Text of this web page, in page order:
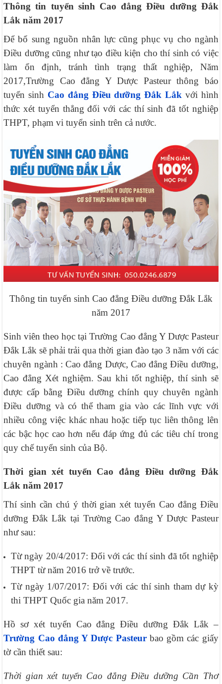
Thông tin tuyển sinh Cao đẳng Điều dưỡng Đắk
Lắk năm 2017
Để bổ sung nguồn nhân lực cũng phục vụ cho ngành
Điều dưỡng cũng như tạo điều kiện cho thí sinh có việc
làm ổn định, tránh tình trạng thất nghiệp, Năm
2017,Trường Cao đẳng Y Dược Pasteur thông báo
tuyển sinh Cao đẳng Điều dưỡng Đắk Lắk với hình
thức xét tuyển thẳng đối với các thí sinh đã tốt nghiệp
THPT, phạm vi tuyển sinh trên cả nước.
Thông tin tuyển sinh Cao đẳng Điều dưỡng Đắk Lắk
năm 2017
Sinh viên theo học tại Trường Cao đẳng Y Dược Pasteur
Đắk Lắk sẽ phải trải qua thời gian đào tạo 3 năm với các
chuyên ngành : Cao đẳng Dược, Cao đẳng Điều dưỡng,
Cao đẳng Xét nghiệm. Sau khi tốt nghiệp, thí sinh sẽ
được cấp bằng Điều dưỡng chính quy chuyên ngành
Điều dưỡng và có thể tham gia vào các lĩnh vực với
nhiều công việc khác nhau hoặc tiếp tục liên thông lên
các bậc học cao hơn nếu đáp ứng đủ các tiêu chí trong
quy chế tuyển sinh của Bộ.
Thời gian xét tuyển Cao đẳng Điều dưỡng Đắk
Lắk năm 2017
Thí sinh cần chú ý thời gian xét tuyển Cao đẳng Điều
dưỡng Đắk Lắk tại Trường Cao đẳng Y Dược Pasteur
như sau:
Từ ngày 20/4/2017: Đối với các thí sinh đã tốt nghiệp
THPT từ năm 2016 trở về trước.
Từ ngày 1/07/2017: Đối với các thí sinh tham dự kỳ
thi THPT Quốc gia năm 2017.
Hồ sơ xét tuyển Cao đẳng Điều dưỡng Đắk Lắk –
Trường Cao đẳng Y Dược Pasteurbao gồm các giấy
tờ cần thiết sau:
Thời gian xét tuyển Cao đẳng Điều dưỡng Cần Thơ